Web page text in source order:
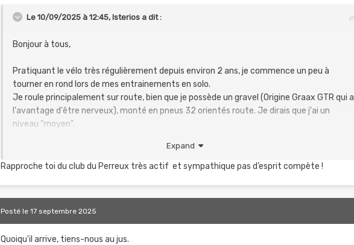
Le 10/09/2025 à 12:45,Isterios a dit :
Bonjour à tous,
Pratiquant le vélo très régulièrement depuis environ 2 ans, je commence un peu à
tourner en rond lors de mes entrainements en solo.
Je roule principalement sur route, bien que je possède un gravel (Origine Graax GTR qui a
l'avantage d'être nerveux), monté en pneus 32 orientés route. Je dirais que j'ai un
niveau "moyen".
Bref j'aimerais trouver un club sympa "route" dans mon secteur (proche 93360). Je ne
suis pas orienté compét. (je pars de trop loin) mais j'ai toujours envie de progresser.
Expand
Rapproche toi du club du Perreux très actif et sympathique pas d’esprit compète !
Postéle 17 septembre 2025
Quoiqu'il arrive, tiens-nous au jus.